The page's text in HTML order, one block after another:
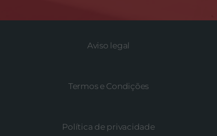
Aviso legal
Termos e Condições
Política de privacidade